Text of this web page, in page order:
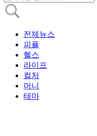
전체뉴스
피플
헬스
라이프
컬처
머니
테마